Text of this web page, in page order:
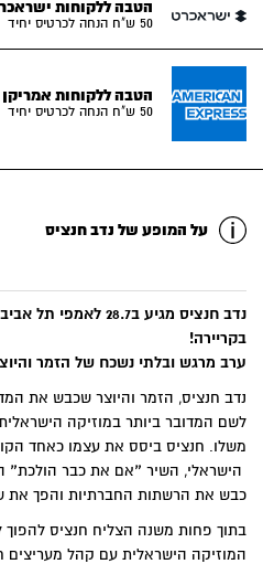
הטבה ללקוחות
50 ש"ח הנחה לכרטיס יחיד
הטבה ללקוחות
50 ש"ח הנחה לכרטיס יחיד
על המופע של נדב חנציס
נדב חנציס מגיע ב28.7
בקריירה!
ערב מרגש ובלתי נשכח של הזמר
נדב חנציס, הזמר והיוצר שכבש את
לשם המדובר ביותר במוזיקה
משלו. חנציס ביסס את עצמו כאחד
הישראלי, השיר ״אם את כבר הולכת״
כבש את הרשתות החברתיות והפך את
בתוך פחות משנה הצליח חנציס להפוך
המוזיקה הישראלית עם קהל מעריצים